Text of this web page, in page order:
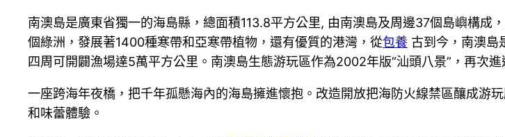
南澳島是廣東省獨一的海島縣，總面積113.8平方公里, 由南澳島及周邊37個島嶼構
個綠洲，發展著1400種寒帶和亞寒帶植物，還有優質的港灣，從包養 古到今，南澳島
四周可開闢漁場達5萬平方公里。南澳島生態游玩區作為2002年版“汕頭八景”，再次進
一座跨海年夜橋，把千年孤懸海內的海島擁進懷抱。改造開放把海防火線禁區釀成游
和味蕾體驗。